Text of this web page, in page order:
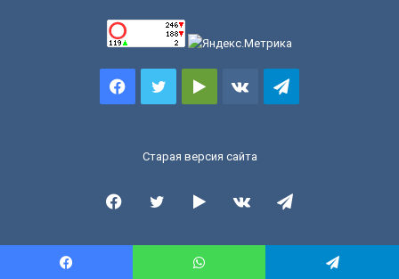
FacebookTwitterGoogle vk.comTelegram
Старая версия сайта
FacebookTwitterGoogle
Play
vk.comTelegram